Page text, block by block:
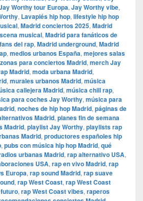
Worthy tour Europa, Jay Worthy vibe,
, Lavapiés hip hop, lifestyle hip hop
, Madrid conciertos 2025, Madrid
musical, Madrid para fanáticos de
del rap, Madrid underground, Madrid
, medios urbanos España, mejores salas
para conciertos Madrid, merch Jay
Madrid, moda urbana Madrid,
, murales urbanos Madrid, música
callejera Madrid, música chill rap,
para coches Jay Worthy, música para
, noches de hip hop Madrid, páginas de
Madrid, planes fin de semana
Madrid, playlist Jay Worthy, playlists rap
Madrid, productores españoles hip
, pubs con música hip hop Madrid, qué
urbanas Madrid, rap alternativo USA,
USA, rap en vivo Madrid, rap
Europa, rap sound Madrid, rap suave
, rap West Coast, rap West Coast
, rap West Coast vibes, raperos